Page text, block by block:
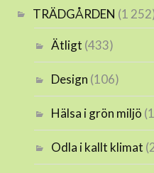
TRÄDGÅRDEN (1
Ätligt (433)
Design (106)
Hälsa i grön miljö
Odla i kallt klimat